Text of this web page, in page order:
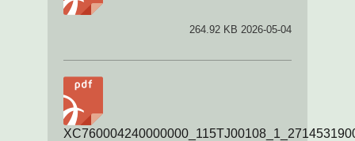
264.92 KB 2026-05-04